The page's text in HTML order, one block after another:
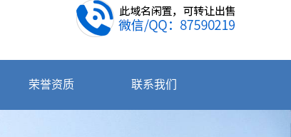
荣誉资质 联系我们